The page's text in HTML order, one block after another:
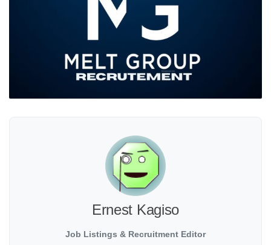
Ernest Kagiso
Job Listings & Recruitment Editor